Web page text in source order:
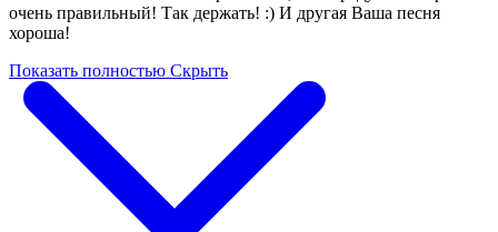
очень правильный! Так держать! :) И другая Ваша песня
хороша!
Показать полностью Скрыть